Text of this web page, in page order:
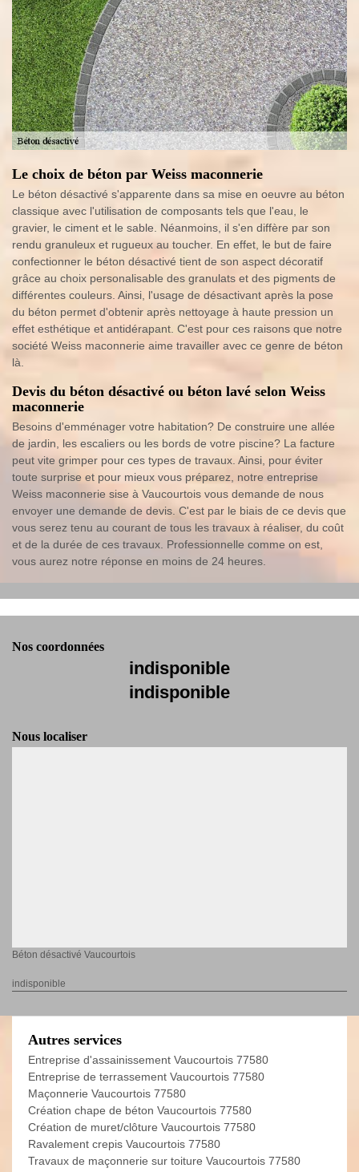
Le choix de béton par Weiss maconnerie
Le béton désactivé s'apparente dans sa mise en oeuvre au béton
classique avec l'utilisation de composants tels que l'eau, le
gravier, le ciment et le sable. Néanmoins, il s'en diffère par son
rendu granuleux et rugueux au toucher. En effet, le but de faire
confectionner le béton désactivé tient de son aspect décoratif
grâce au choix personalisable des granulats et des pigments de
différentes couleurs. Ainsi, l'usage de désactivant après la pose
du béton permet d'obtenir après nettoyage à haute pression un
effet esthétique et antidérapant. C'est pour ces raisons que notre
société Weiss maconnerie aime travailler avec ce genre de béton
là.
Devis du béton désactivé ou béton lavé selon Weiss
maconnerie
Besoins d'emménager votre habitation? De construire une allée
de jardin, les escaliers ou les bords de votre piscine? La facture
peut vite grimper pour ces types de travaux. Ainsi, pour éviter
toute surprise et pour mieux vous préparez, notre entreprise
Weiss maconnerie sise à Vaucourtois vous demande de nous
envoyer une demande de devis. C'est par le biais de ce devis que
vous serez tenu au courant de tous les travaux à réaliser, du coût
et de la durée de ces travaux. Professionnelle comme on est,
vous aurez notre réponse en moins de 24 heures.
Nos coordonnées
indisponible
indisponible
Nous localiser
Béton désactivé Vaucourtois
indisponible
Autres services
Entreprise d'assainissement Vaucourtois 77580
Entreprise de terrassement Vaucourtois 77580
Maçonnerie Vaucourtois 77580
Création chape de béton Vaucourtois 77580
Création de muret/clôture Vaucourtois 77580
Ravalement crepis Vaucourtois 77580
Travaux de maçonnerie sur toiture Vaucourtois 77580